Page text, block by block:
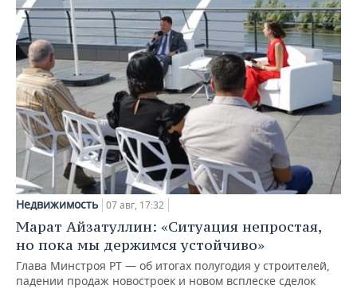
Недвижимость 07 авг, 17:32
Марат Айзатуллин: «Ситуация непростая,
но пока мы держимся устойчиво»
Глава Минстроя РТ — об итогах полугодия у строителей,
падении продаж новостроек и новом всплеске сделок